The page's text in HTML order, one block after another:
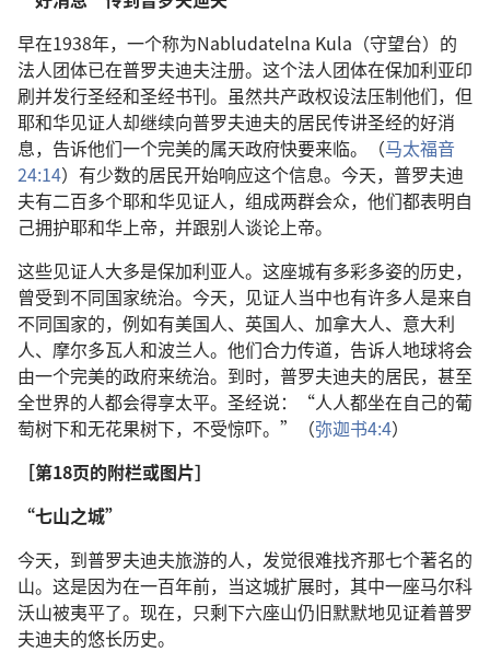
早在1938年，一个称为Nabludatelna Kula（守望台）的
法人团体已在普罗夫迪夫注册。这个法人团体在保加利亚印
刷并发行圣经和圣经书刊。虽然共产政权设法压制他们，但
耶和华见证人却继续向普罗夫迪夫的居民传讲圣经的好消
息，告诉他们一个完美的属天政府快要来临。（马太福音
24:14）有少数的居民开始响应这个信息。今天，普罗夫迪
夫有二百多个耶和华见证人，组成两群会众，他们都表明自
己拥护耶和华上帝，并跟别人谈论上帝。
这些见证人大多是保加利亚人。这座城有多彩多姿的历史，
曾受到不同国家统治。今天，见证人当中也有许多人是来自
不同国家的，例如有美国人、英国人、加拿大人、意大利
人、摩尔多瓦人和波兰人。他们合力传道，告诉人地球将会
由一个完美的政府来统治。到时，普罗夫迪夫的居民，甚至
全世界的人都会得享太平。圣经说：“人人都坐在自己的葡
萄树下和无花果树下，不受惊吓。”（弥迦书4:4）
［第18页的附栏或图片］
“七山之城”
今天，到普罗夫迪夫旅游的人，发觉很难找齐那七个著名的
山。这是因为在一百年前，当这城扩展时，其中一座马尔科
沃山被夷平了。现在，只剩下六座山仍旧默默地见证着普罗
夫迪夫的悠长历史。